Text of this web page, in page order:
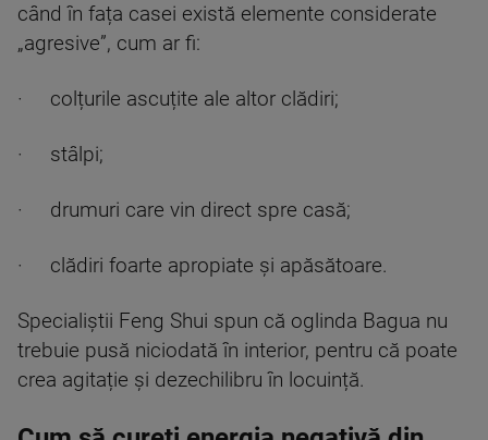
când în fața casei există elemente considerate
„agresive”, cum ar fi:
· colțurile ascuțite ale altor clădiri;
· stâlpi;
· drumuri care vin direct spre casă;
· clădiri foarte apropiate și apăsătoare.
Specialiștii Feng Shui spun că oglinda Bagua nu
trebuie pusă niciodată în interior, pentru că poate
crea agitație și dezechilibru în locuință.